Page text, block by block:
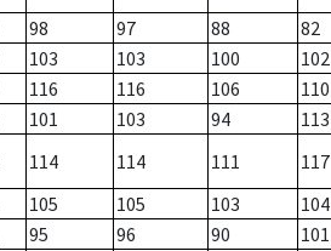
98 97 88 82
103 103 100 102
116 116 106 110
101 103 94 113
114 114 111 117
105 105 103 104
95 96 90 101